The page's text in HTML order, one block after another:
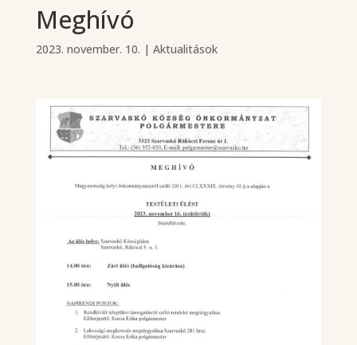
Meghívó
2023. november. 10. | Aktualitások